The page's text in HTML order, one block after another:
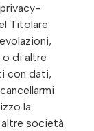
Titolare
o di altre
con dati,
la
società